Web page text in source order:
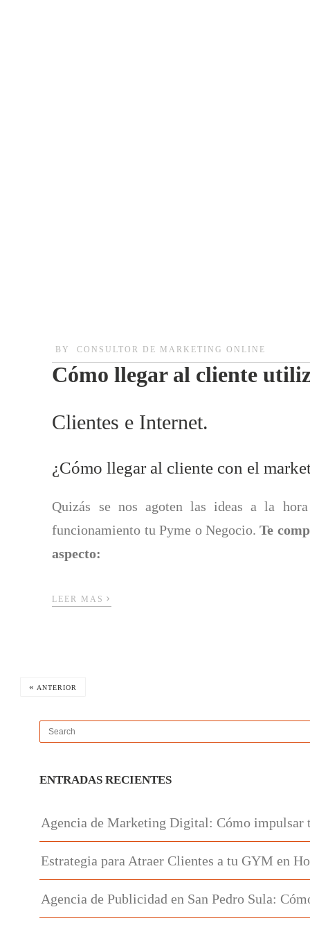
BY CONSULTOR DE MARKETING ONLINE
Cómo llegar al cliente
Clientes e Internet.
¿Cómo llegar al cliente con el
Quizás se nos agoten las ideas a la
funcionamiento tu Pyme o Negocio.Te
aspecto:
LEER MAS ›
« ANTERIOR
ENTRADAS RECIENTES
Agencia de Marketing Digital: Cómo impulsar
Estrategia para Atraer Clientes a tu GYM en
Agencia de Publicidad en San Pedro Sula: